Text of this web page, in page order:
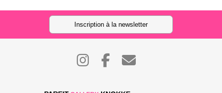
Inscription à la newsletter